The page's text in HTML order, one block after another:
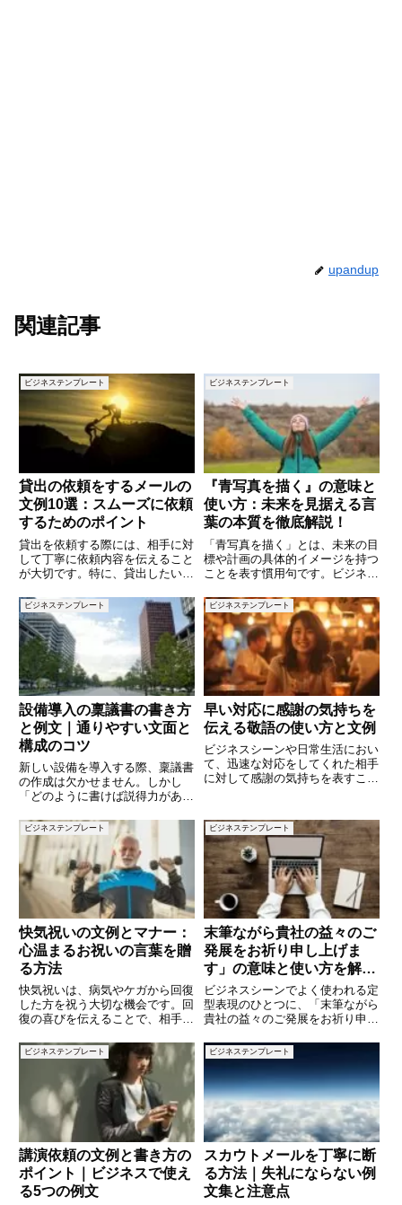
upandup
関連記事
ビジネステンプレート
貸出の依頼をするメールの
文例10選：スムーズに依頼
するためのポイント
貸出を依頼する際には、相手に対
して丁寧に依頼内容を伝えること
が大切です。特に、貸出したい物
伝えることで、相手もスムーズに
対応しやすくなります。この記事
では、貸出の依頼をする際に使え
るメールの文例を10個ご紹介し
ビジネステンプレート
『青写真を描く』の意味と
使い方：未来を見据える言
葉の本質を徹底解説！
「青写真を描く」とは、未来の目
標や計画の具体的イメージを持つ
ことを表す慣用句です。ビジネス
やキャリアプランにいたるまで、
「青写真を描く」行為は私たちの
人生を大きく左右する大切なステ
ップとなります。本記事では、こ
ビジネステンプレート
設備導入の稟議書の書き方
と例文｜通りやすい文面と
構成のコツ
新しい設備を導入する際、稟議書
の作成は欠かせません。しかし
「どのように書けば説得力がある
で悩む方も多いのではないでしょ
うか。この記事では、設備導入の
稟議書の構成、注意点、そして実
際に使える例文を交えて、わかり
や
ビジネステンプレート
早い対応に感謝の気持ちを
伝える敬語の使い方と文例
ビジネスシーンや日常生活におい
て、迅速な対応をしてくれた相手
に対して感謝の気持ちを表すこと
で、相手に対する敬意を示すこと
ができます。本記事では、「早い
対応ありがとう」の意味をしっか
り
ビジネステンプレート
快気祝いの文例とマナー：
心温まるお祝いの言葉を贈
る方法
快気祝いは、病気やケガから回復
した方を祝う大切な機会です。回
復の喜びを伝えることで、相手に
とができます。しかし、快気祝い
の文例やマナーに不安を感じてい
る方も多いでしょう。この記事で
は、快気祝いの文例を5つご紹介
ビジネステンプレート
末筆ながら貴社の益々のご
発展をお祈り申し上げま
す」の意味と使い方を解説
｜ビジネスメールや挨拶文
に使える例文つき
ビジネスシーンでよく使われる定
型表現のひとつに、「末筆ながら
貴社の益々のご発展をお祈り申し
す。手紙やメールの締めくくりと
して目にすることが多いこのフレ
ーズですが、意味や使い方に自信
がないという方も多いのではない
で
ビジネステンプレート
講演依頼の文例と書き方の
ポイント｜ビジネスで使え
る5つの例文
ビジネステンプレート
スカウトメールを丁寧に断
る方法｜失礼にならない例
文集と注意点